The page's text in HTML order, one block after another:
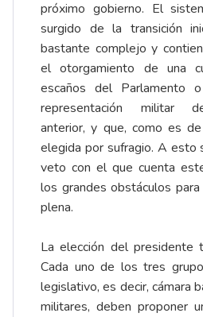
próximo gobierno. El
surgido de la transición
bastante complejo y
el otorgamiento de una
escaños del Parlamento
representación militar
anterior, y que, como es
elegida por sufragio. A esto
veto con el que cuenta
los grandes obstáculos para
plena.
La elección del presidente
Cada uno de los tres
legislativo, es decir, cámara
militares, deben proponer